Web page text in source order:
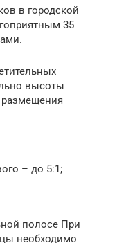
в городской
35
высоты
размещения
– до 5:1;
полосе При
необходимо